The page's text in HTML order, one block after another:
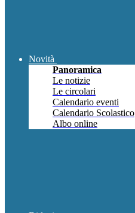
Novità
Panoramica
Le notizie
Le circolari
Calendario eventi
Calendario Scolastico
Albo online